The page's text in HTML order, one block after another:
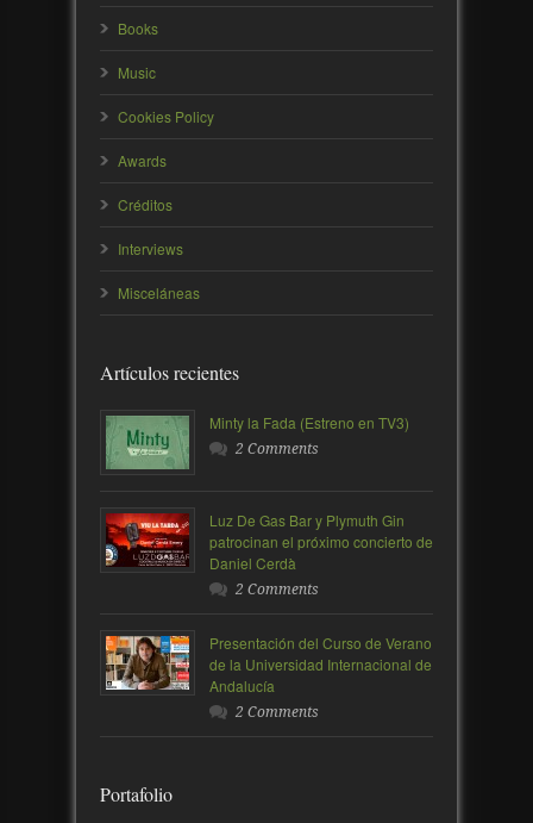
Books
Music
Cookies Policy
Awards
Créditos
Interviews
Misceláneas
Artículos recientes
Minty la Fada (Estreno en TV3)
2 Comments
Luz De Gas Bar y Plymuth Gin
patrocinan el próximo concierto de
Daniel Cerdà
2 Comments
Presentación del Curso de Verano
de la Universidad Internacional de
Andalucía
2 Comments
Portafolio